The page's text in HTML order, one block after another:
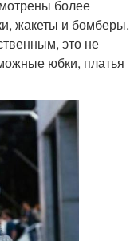
более
жакеты и бомберы.
это не
юбки, платья